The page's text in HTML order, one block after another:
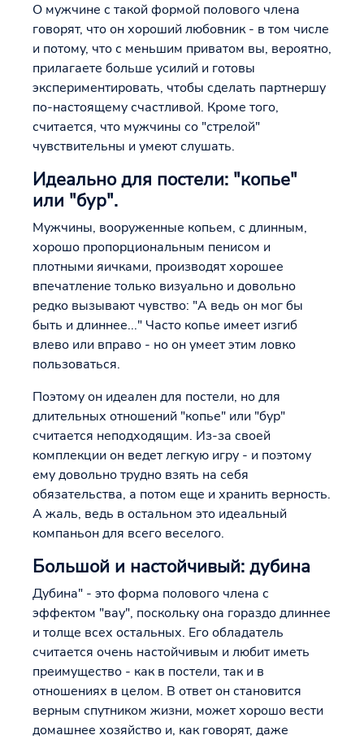
О мужчине с такой формой полового члена
говорят, что он хороший любовник - в том числе
и потому, что с меньшим приватом вы, вероятно,
прилагаете больше усилий и готовы
экспериментировать, чтобы сделать партнершу
по-настоящему счастливой. Кроме того,
считается, что мужчины со "стрелой"
чувствительны и умеют слушать.
Идеально для постели: "копье"
или "бур".
Мужчины, вооруженные копьем, с длинным,
хорошо пропорциональным пенисом и
плотными яичками, производят хорошее
впечатление только визуально и довольно
редко вызывают чувство: "А ведь он мог бы
быть и длиннее..." Часто копье имеет изгиб
влево или вправо - но он умеет этим ловко
пользоваться.
Поэтому он идеален для постели, но для
длительных отношений "копье" или "бур"
считается неподходящим. Из-за своей
комплекции он ведет легкую игру - и поэтому
ему довольно трудно взять на себя
обязательства, а потом еще и хранить верность.
А жаль, ведь в остальном это идеальный
компаньон для всего веселого.
Большой и настойчивый: дубина
Дубина" - это форма полового члена с
эффектом "вау", поскольку она гораздо длиннее
и толще всех остальных. Его обладатель
считается очень настойчивым и любит иметь
преимущество - как в постели, так и в
отношениях в целом. В ответ он становится
верным спутником жизни, может хорошо вести
домашнее хозяйство и, как говорят, даже